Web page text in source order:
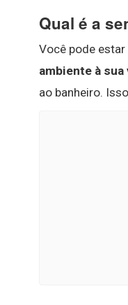
Qual é a
Você pode estar
ambiente à
ao banheiro.